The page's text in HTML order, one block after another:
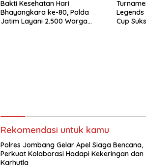
Bakti Kesehatan Hari
Bhayangkara ke-80, Polda
Jatim Layani 2.500 Warga
Cup
Rekomendasi untuk kamu
Polres Jombang Gelar Apel Siaga Bencana,
Perkuat Kolaborasi Hadapi Kekeringan dan
Karhutla